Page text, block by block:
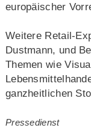
europäischer
Weitere Retail-
Dustmann, und
Themen wie
ganzheitlichen
Pressedienst